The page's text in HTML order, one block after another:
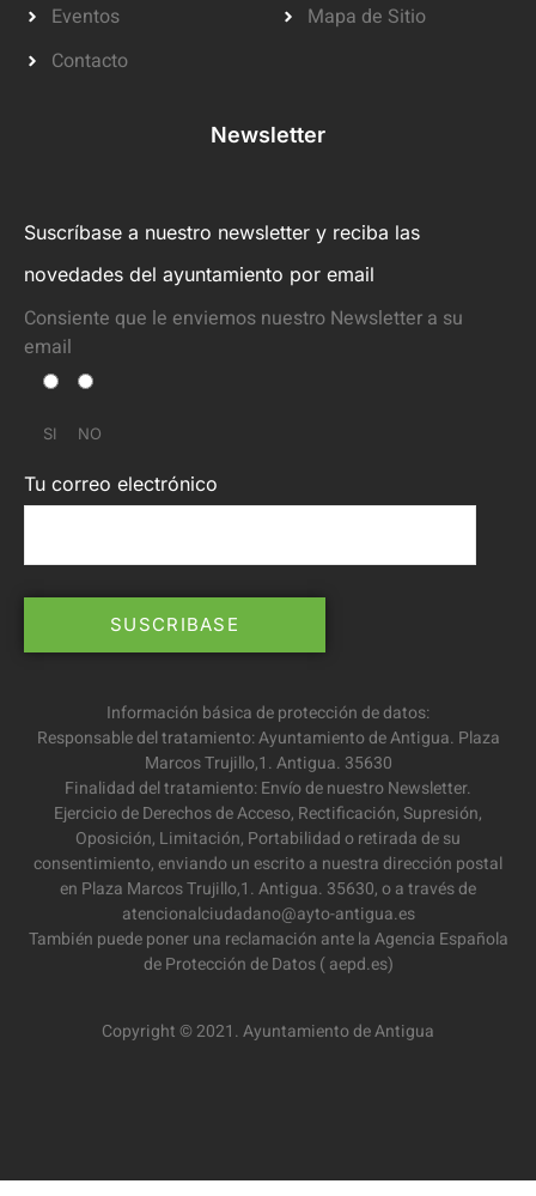
Eventos
Contacto
Mapa de Sitio
Newsletter
Suscríbase a nuestro newsletter y reciba las
novedades del ayuntamiento por email
Consiente que le enviemos nuestro Newsletter a su
email
SI NO
Tu correo electrónico
Información básica de protección de datos:
Responsable del tratamiento: Ayuntamiento de Antigua. Plaza
Marcos Trujillo,1. Antigua. 35630
Finalidad del tratamiento: Envío de nuestro Newsletter.
Ejercicio de Derechos de Acceso, Rectificación, Supresión,
Oposición, Limitación, Portabilidad o retirada de su
consentimiento, enviando un escrito a nuestra dirección postal
en Plaza Marcos Trujillo,1. Antigua. 35630, o a través de
atencionalciudadano@ayto-antigua.es
También puede poner una reclamación ante la Agencia Española
de Protección de Datos ( aepd.es)
Copyright © 2021. Ayuntamiento de Antigua